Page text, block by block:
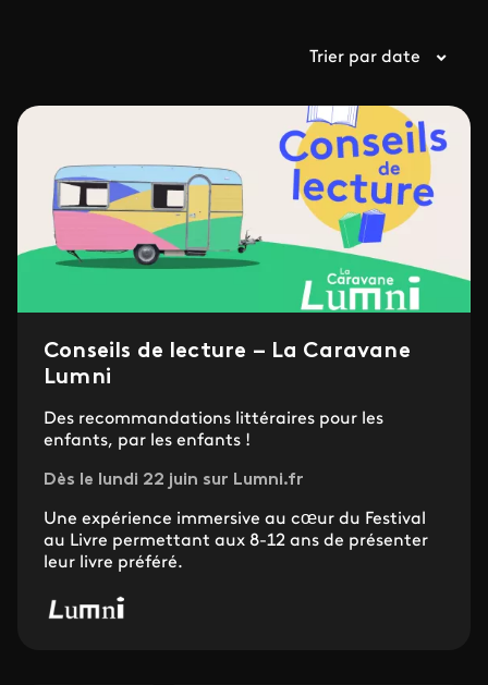
Trier par date
Conseils de lecture – La Caravane
Lumni
Des recommandations littéraires pour les
enfants, par les enfants !
Dès le lundi 22 juin sur Lumni.fr
Une expérience immersive au cœur du Festival
au Livre permettant aux 8-12 ans de présenter
leur livre préféré.